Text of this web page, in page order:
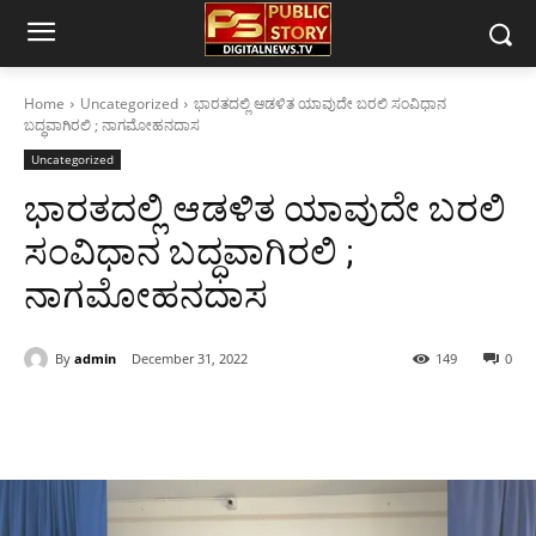
Home Uncategorized
ಭಾರತದಲ್ಲಿ ಆಡಳಿತ ಯಾವುದೇ ಬರಲಿ ಸಂವಿಧಾನ
ಬದ್ಧವಾಗಿರಲಿ ; ನಾಗಮೋಹನದಾಸ
Uncategorized
ಭಾರತದಲ್ಲಿ ಆಡಳಿತ ಯಾವುದೇ ಬರಲಿ
ಸಂವಿಧಾನ ಬದ್ಧವಾಗಿರಲಿ ;
ನಾಗಮೋಹನದಾಸ
By admin December 31, 2022 0
149